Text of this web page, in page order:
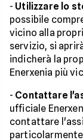
- Utilizzare lo
possibile
vicino alla
servizio, si
indicherà la
Enerxenia più
- Contattare
ufficiale
contattare